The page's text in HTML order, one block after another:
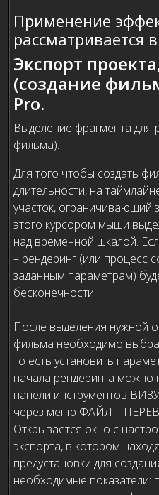
Применение
рассматривается
Экспорт
(создание
Pro.
Выделение фрагмента для
фильма).
Для того чтобы создать
длительности, на
участок, ограничивающий
этого курсором мыши
над временной шкалой.
– рендеринг (или процесс
заданным параметрам)
бесконечности.
После выделения нужной
фильма необходимо
то есть установить
начала рендеринга можно
панели инструментов
через меню ФАЙЛ –
Открывается окно с
экспорта, в котором
предустановки для
необходимые показатели: